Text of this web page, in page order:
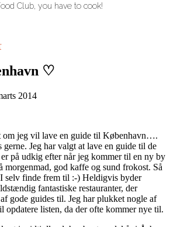
Club, you have to cook!
♡
2014
om jeg vil lave en guide til København….
Jeg har valgt at lave en guide til de
på udkig efter når jeg kommer til en ny by
morgenmad, god kaffe og sund frokost. Så
selv finde frem til :-) Heldigvis byder
fantastiske restauranter, der
gode guides til. Jeg har plukket nogle af
opdatere listen, da der ofte kommer nye til.